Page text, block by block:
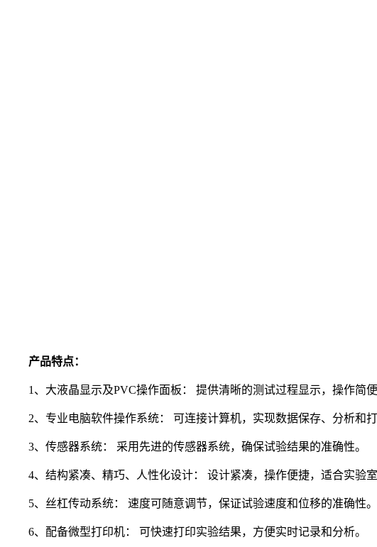
产品特点：
1、大液晶显示及PVC操作面板： 提供清晰的测试过程显示，操作简便
2、专业电脑软件操作系统： 可连接计算机，实现数据保存、分析和打
3、传感器系统： 采用先进的传感器系统，确保试验结果的准确性。
4、结构紧凑、精巧、人性化设计： 设计紧凑，操作便捷，适合实验室
5、丝杠传动系统： 速度可随意调节，保证试验速度和位移的准确性。
6、配备微型打印机： 可快速打印实验结果，方便实时记录和分析。